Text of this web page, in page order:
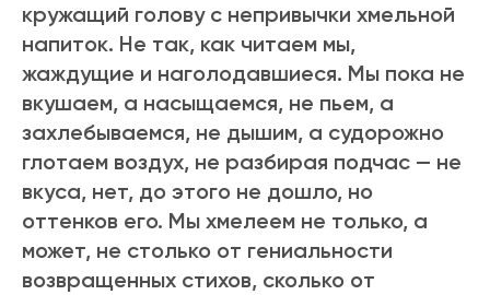
кружащий голову с непривычки хмельной
напиток. Не так, как читаем мы,
жаждущие и наголодавшиеся. Мы пока не
вкушаем, а насыщаемся, не пьем, а
захлебываемся, не дышим, а судорожно
глотаем воздух, не разбирая подчас — не
вкуса, нет, до этого не дошло, но
оттенков его. Мы хмелеем не только, а
может, не столько от гениальности
возвращенных стихов, сколько от